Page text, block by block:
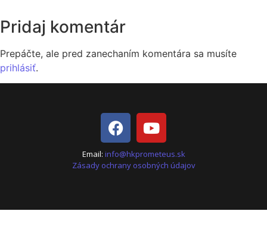
Pridaj komentár
Prepáčte, ale pred zanechaním komentára sa musíte
prihlásiť.
Email: info@hkprometeus.sk
Zásady ochrany osobných údajov